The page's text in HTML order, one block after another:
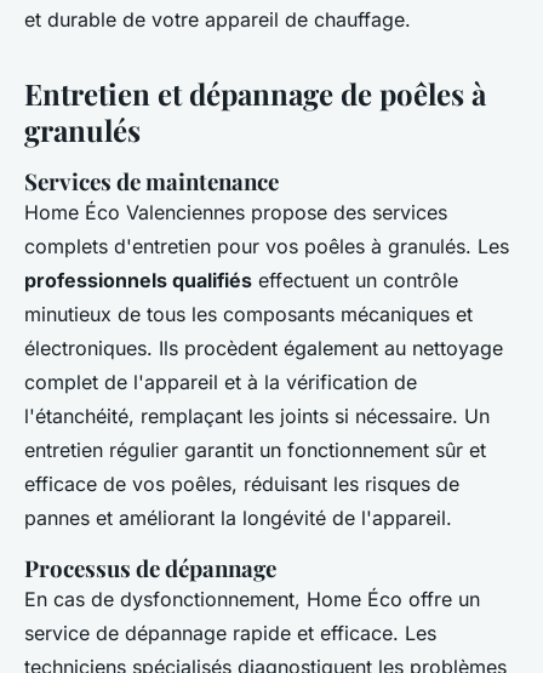
et durable de votre appareil de chauffage.
Entretien et dépannage de poêles à
granulés
Services de maintenance
Home Éco Valenciennes propose des services
complets d'entretien pour vos poêles à granulés. Les
professionnels qualifiés effectuent un contrôle
minutieux de tous les composants mécaniques et
électroniques. Ils procèdent également au nettoyage
complet de l'appareil et à la vérification de
l'étanchéité, remplaçant les joints si nécessaire. Un
entretien régulier garantit un fonctionnement sûr et
efficace de vos poêles, réduisant les risques de
pannes et améliorant la longévité de l'appareil.
Processus de dépannage
En cas de dysfonctionnement, Home Éco offre un
service de dépannage rapide et efficace. Les
techniciens spécialisés diagnostiquent les problèmes